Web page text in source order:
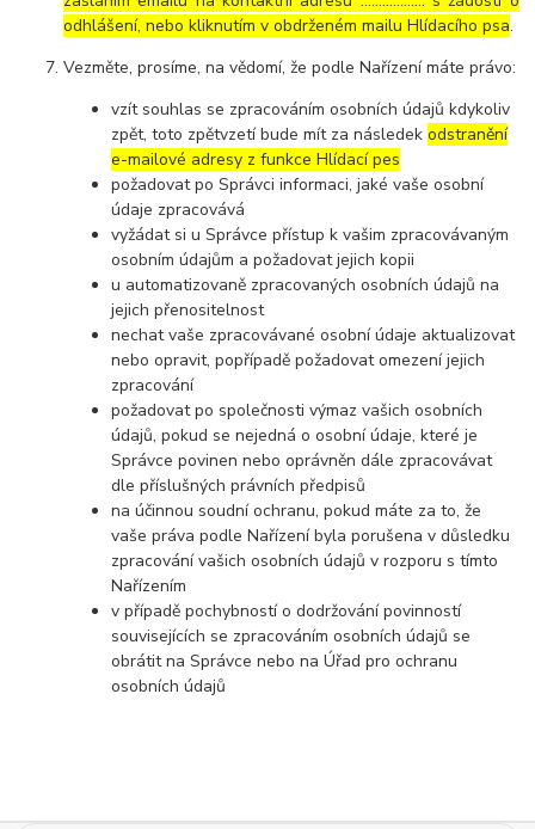
odhlášení, nebo kliknutím v obdrženém mailu Hlídacího psa.
Vezměte, prosíme, na vědomí, že podle Nařízení máte právo:
vzít souhlas se zpracováním osobních údajů kdykoliv
zpět, toto zpětvzetí bude mít za následekodstranění
e-mailové adresy z funkce Hlídací pes
požadovat po Správci informaci, jaké vaše osobní
údaje zpracovává
vyžádat si u Správce přístup k vašim zpracovávaným
osobním údajům a požadovat jejich kopii
u automatizovaně zpracovaných osobních údajů na
jejich přenositelnost
nechat vaše zpracovávané osobní údaje aktualizovat
nebo opravit, popřípadě požadovat omezení jejich
zpracování
požadovat po společnosti výmaz vašich osobních
údajů, pokud se nejedná o osobní údaje, které je
Správce povinen nebo oprávněn dále zpracovávat
dle příslušných právních předpisů
na účinnou soudní ochranu, pokud máte za to, že
vaše práva podle Nařízení byla porušena v důsledku
zpracování vašich osobních údajů v rozporu s tímto
Nařízením
v případě pochybností o dodržování povinností
souvisejících se zpracováním osobních údajů se
obrátit na Správce nebo na Úřad pro ochranu
osobních údajů